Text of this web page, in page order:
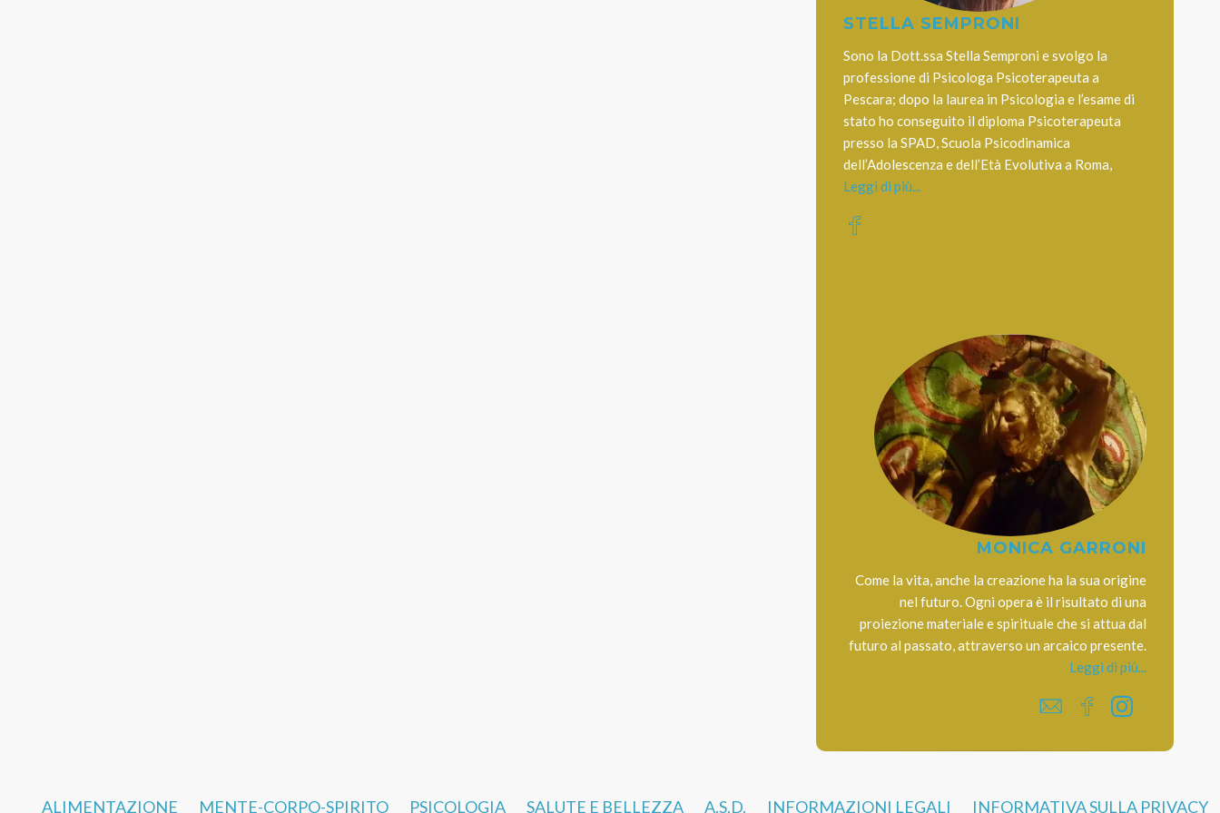
STELLA SEMPRONI
Sono la Dott.ssa Stella Semproni e svolgo la
professione di Psicologa Psicoterapeuta a
Pescara; dopo la laurea in Psicologia e l’esame di
stato ho conseguito il diploma Psicoterapeuta
presso la SPAD, Scuola Psicodinamica
dell’Adolescenza e dell’Età Evolutiva a Roma,
Leggi di più...
MONICA GARRONI
Come la vita, anche la creazione ha la sua origine
nel futuro. Ogni opera è il risultato di una
proiezione materiale e spirituale che si attua dal
futuro al passato, attraverso un arcaico presente.
Leggi di più...
ALIMENTAZIONE MENTE-CORPO-SPIRITO PSICOLOGIA SALUTE E BELLEZZA A.S.D. INFORMAZIONI LEGALI INFORMATIVA SULLA PRIVACY